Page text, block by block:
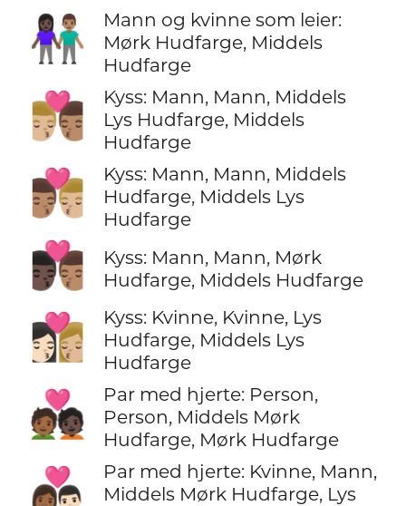
👩🏿‍🤝‍👨🏽
Mann og kvinne som leier:
Mørk Hudfarge, Middels
Hudfarge
👨🏼‍❤️‍💋‍👨🏽
Kyss: Mann, Mann, Middels
Lys Hudfarge, Middels
Hudfarge
👨🏽‍❤️‍💋‍👨🏼
Kyss: Mann, Mann, Middels
Hudfarge, Middels Lys
Hudfarge
👨🏿‍❤️‍💋‍👨🏽
Kyss: Mann, Mann, Mørk
Hudfarge, Middels Hudfarge
👩🏻‍❤️‍💋‍👩🏼
Kyss: Kvinne, Kvinne, Lys
Hudfarge, Middels Lys
Hudfarge
🧑🏾‍❤️‍🧑🏿
Par med hjerte: Person,
Person, Middels Mørk
Hudfarge, Mørk Hudfarge
👩🏾‍❤️‍👨🏻
Par med hjerte: Kvinne, Mann,
Middels Mørk Hudfarge, Lys